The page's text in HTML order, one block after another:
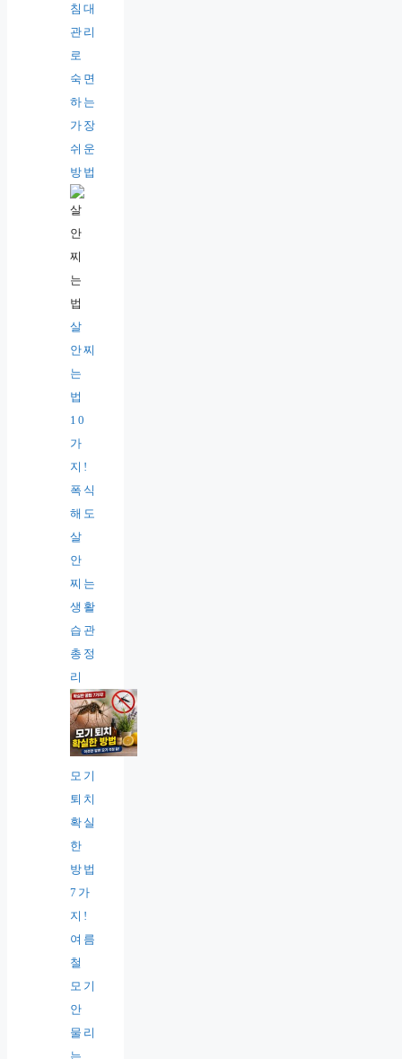
침대
관리
로
숙면
하는
가장
쉬운
방법
살
안찌
는
법
10
가
지!
폭식
해도
살
안
찌는
생활
습관
총정
리
모기
퇴치
확실
한
방법
7가
지!
여름
철
모기
안
물리
는